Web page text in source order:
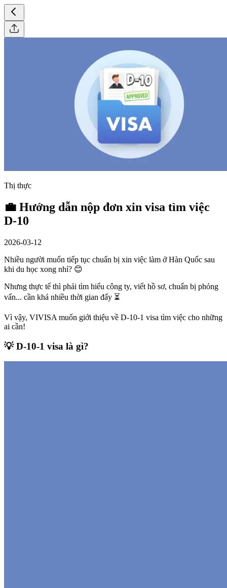
Thị thực
💼 Hướng dẫn nộp đơn xin visa tìm việc
D-10
2026-03-12
Nhiều người muốn tiếp tục chuẩn bị xin việc làm ở Hàn Quốc sau
khi du học xong nhỉ? 😊
Nhưng thực tế thì phải tìm hiểu công ty, viết hồ sơ, chuẩn bị phỏng
vấn... cần khá nhiều thời gian đấy ⏳
Vì vậy, VIVISA muốn giới thiệu về D-10-1 visa tìm việc cho những
ai cần!
💡 D-10-1 visa là gì?